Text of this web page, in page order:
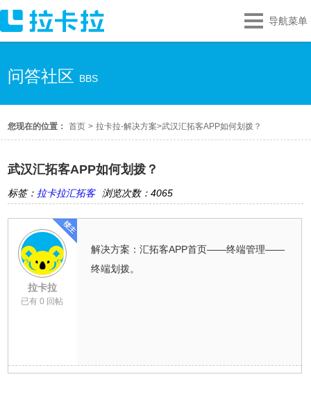
导航菜单
问答社区 BBS
您现在的位置： 首页 > 拉卡拉-解决方案>武汉汇拓客APP如何划拨？
武汉汇拓客APP如何划拨？
标签： 拉卡拉汇拓客 浏览次数：4065
拉卡拉
已有 0 回帖
解决方案：汇拓客APP首页——终端管理——
终端划拨。